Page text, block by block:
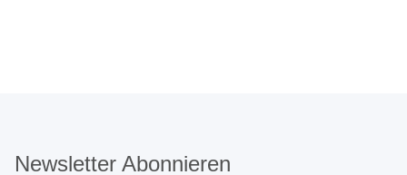
Newsletter Abonnieren